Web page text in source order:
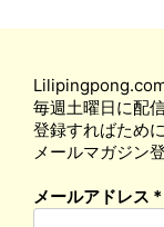
毎週土曜日に配
登録すればため
メールマガジン
メールアドレス *